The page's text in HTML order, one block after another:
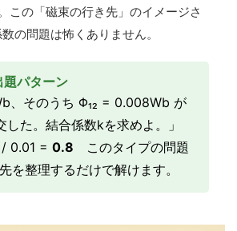
この「磁束の行き先」のイメージさ
の問題は怖くありません。
題パターン
、そのうち Φ₁₂ = 0.008Wb が
した。結合係数kを求めよ。」
0.01 = 0.8 このタイプの問題
を整理するだけで解けます。